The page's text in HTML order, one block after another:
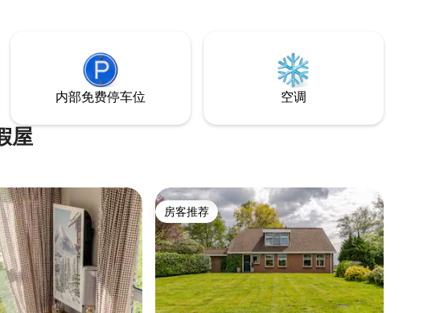
）的码头钓鱼或租赁船
很多 🙏
内部免费停车位 空调
屋
房客推荐
房客推荐